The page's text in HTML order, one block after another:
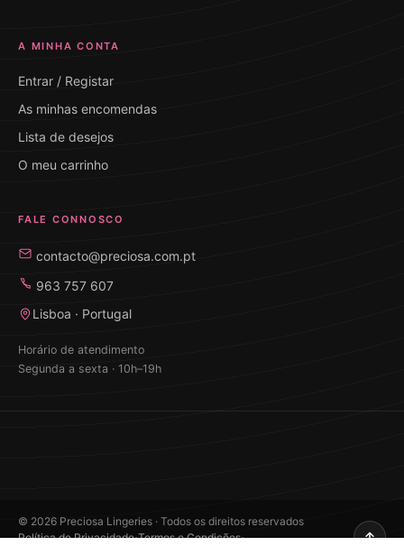
A MINHA CONTA
Entrar / Registar
As minhas encomendas
Lista de desejos
O meu carrinho
FALE CONNOSCO
contacto@preciosa.com.pt
963 757 607
Lisboa · Portugal
Horário de atendimento
Segunda a sexta · 10h–19h
© 2026 Preciosa Lingeries · Todos os direitos reservados
Política de Privacidade·Termos e Condições·